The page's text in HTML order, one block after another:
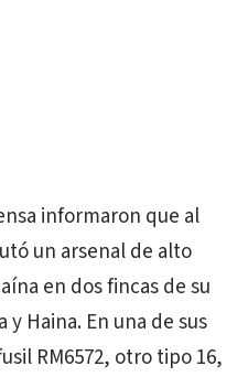
informaron que al
un arsenal de alto
en dos fincas de su
Haina. En una de sus
RM6572, otro tipo 16,